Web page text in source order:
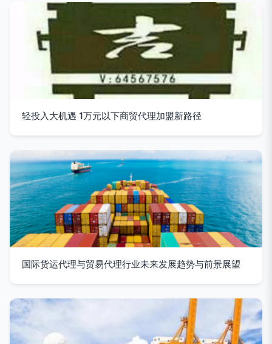
轻投入大机遇 1万元以下商贸代理加盟新路径
国际货运代理与贸易代理行业未来发展趋势与前景展望